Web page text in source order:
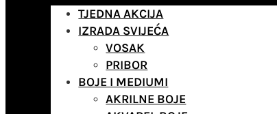
TJEDNA AKCIJA
IZRADA SVIJEĆA
VOSAK
PRIBOR
BOJE I MEDIUMI
AKRILNE BOJE